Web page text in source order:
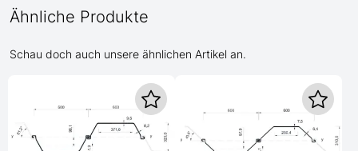
Ähnliche Produkte
Schau doch auch unsere ähnlichen Artikel an.